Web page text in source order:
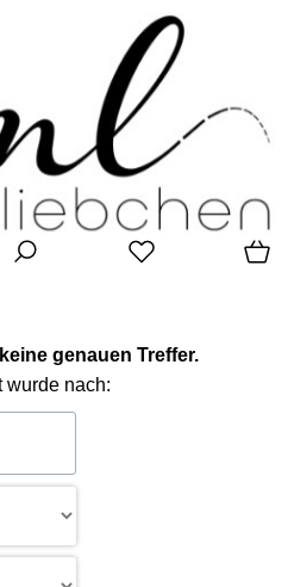
genauen Treffer.
wurde nach: